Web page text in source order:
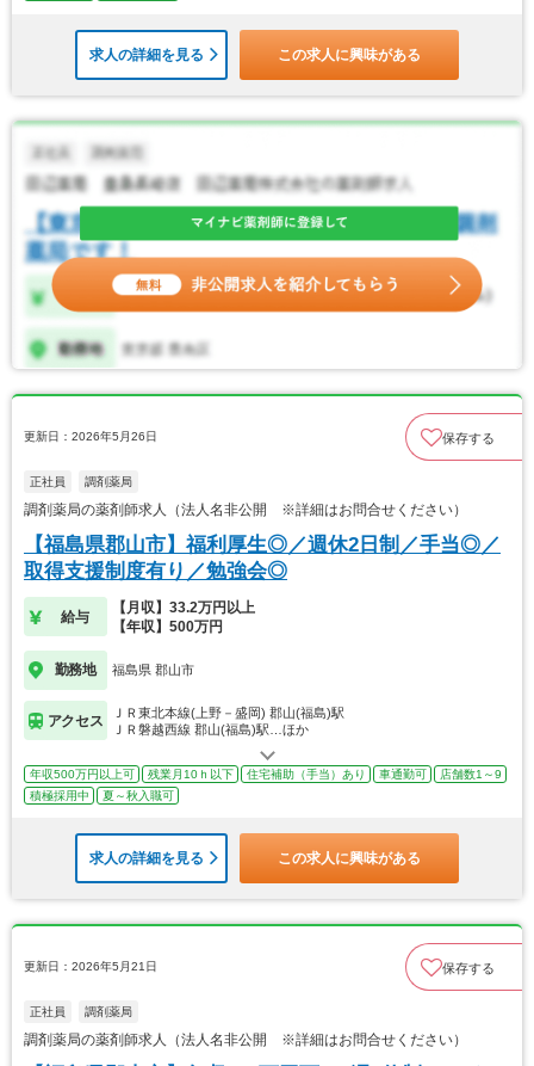
求人の詳細を見る この求人に興味がある
更新日：2026年5月26日 保存する
正社員 調剤薬局
調剤薬局の薬剤師求人（法人名非公開 ※詳細はお問合せください）
【福島県郡山市】福利厚生◎／週休2日制／手当◎／
取得支援制度有り／勉強会◎
給与
【月収】33.2万円以上
【年収】500万円
勤務地 福島県 郡山市
アクセス
ＪＲ東北本線(上野－盛岡) 郡山(福島)駅
ＪＲ磐越西線 郡山(福島)駅…ほか
年収500万円以上可 残業月10ｈ以下 住宅補助（手当）あり 車通勤可
店舗数1～9
積極採用中
夏～秋入職可
求人の詳細を見る この求人に興味がある
更新日：2026年5月21日 保存する
正社員 調剤薬局
調剤薬局の薬剤師求人（法人名非公開 ※詳細はお問合せください）